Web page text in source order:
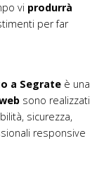
vi produrrà
per far
a Segrate è una
sono realizzati
sicurezza,
responsive